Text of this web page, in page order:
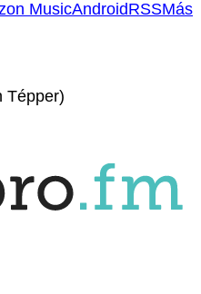
MusicAndroidRSSMás
Tépper)